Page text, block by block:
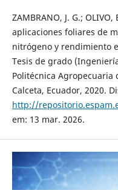
ZAMBRANO, J. G.; OLIVO,
aplicaciones foliares de
nitrógeno y rendimiento
Tesis de grado
Politécnica Agropecuaria
Calceta, Ecuador, 2020.
http://
em: 13 mar. 2026.